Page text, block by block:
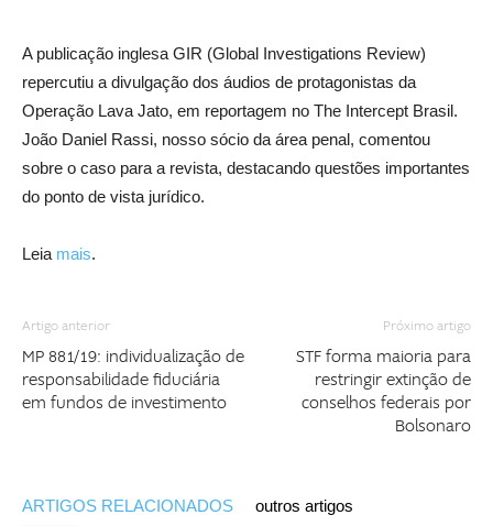
A publicação inglesa GIR (Global Investigations Review)
repercutiu a divulgação dos áudios de protagonistas da
Operação Lava Jato, em reportagem no The Intercept Brasil.
João Daniel Rassi, nosso sócio da área penal, comentou
sobre o caso para a revista, destacando questões importantes
do ponto de vista jurídico.
Leia mais.
Artigo anterior
MP 881/19: individualização de
responsabilidade fiduciária
em fundos de investimento
Próximo artigo
STF forma maioria para
restringir extinção de
conselhos federais por
Bolsonaro
ARTIGOS RELACIONADOS outros artigos